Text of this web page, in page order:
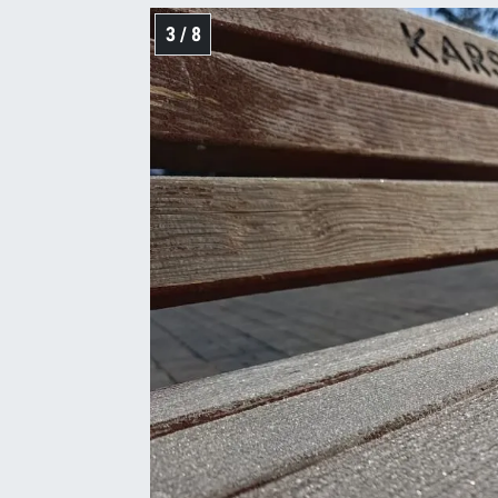
3 / 8